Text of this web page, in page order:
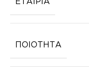
ΠΟΙΟΤΗΤΑ